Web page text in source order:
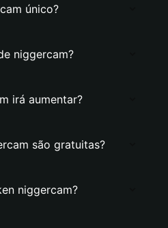
único?
niggercam?
irá aumentar?
são gratuitas?
niggercam?